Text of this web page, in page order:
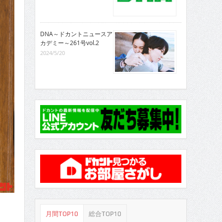
DNA～ドカントニュースア
カデミー～261号vol.2
2024/5/20
月間TOP10 総合TOP10